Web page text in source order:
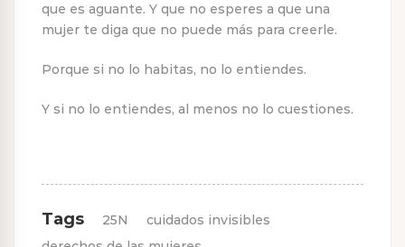
que es aguante. Y que no esperes a que una
mujer te diga que no puede más para creerle.
Porque si no lo habitas, no lo entiendes.
Y si no lo entiendes, al menos no lo cuestiones.
Tags 25N
cuidados invisibles